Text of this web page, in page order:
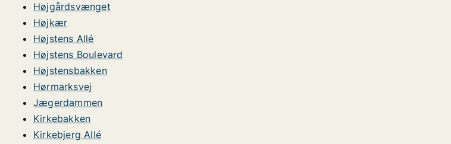
Højgårdsvænget
Højkær
Højstens Allé
Højstens Boulevard
Højstensbakken
Hørmarksvej
Jægerdammen
Kirkebakken
Kirkebjerg Allé